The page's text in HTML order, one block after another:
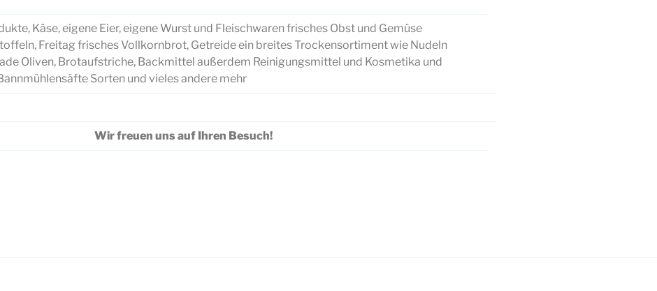
Käse, eigene Eier, eigene Wurst und Fleischwaren frisches Obst und Gemüse
Freitag frisches Vollkornbrot, Getreide ein breites Trockensortiment wie Nudeln
Oliven, Brotaufstriche, Backmittel außerdem Reinigungsmittel und Kosmetika und
Sorten und vieles andere mehr
Wir freuen uns auf Ihren Besuch!